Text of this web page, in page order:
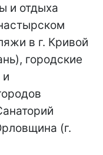
и отдыха
в г. Кривой
городские
(г.